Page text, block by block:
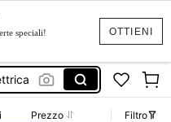
OTTIENI
speciali!
Affettatrice Multifunzione Per Alimenti
Prezzo Filtro